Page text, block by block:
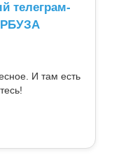
телеграм-
И там есть